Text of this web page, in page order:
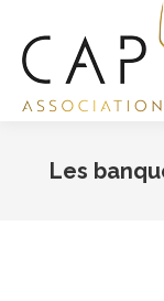
Les